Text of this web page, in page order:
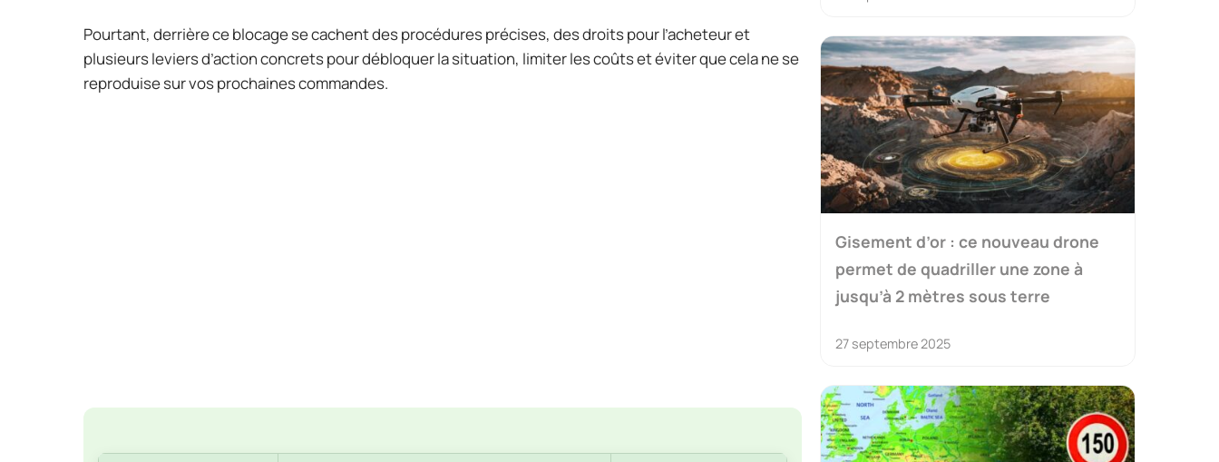
Pourtant, derrière ce blocage se cachent des procédures précises, des droits pour l’acheteur et
plusieurs leviers d’action concrets pour débloquer la situation, limiter les coûts et éviter que cela ne se
reproduise sur vos prochaines commandes.
Gisement d’or : ce nouveau drone
permet de quadriller une zone à
jusqu’à 2 mètres sous terre
27 septembre 2025